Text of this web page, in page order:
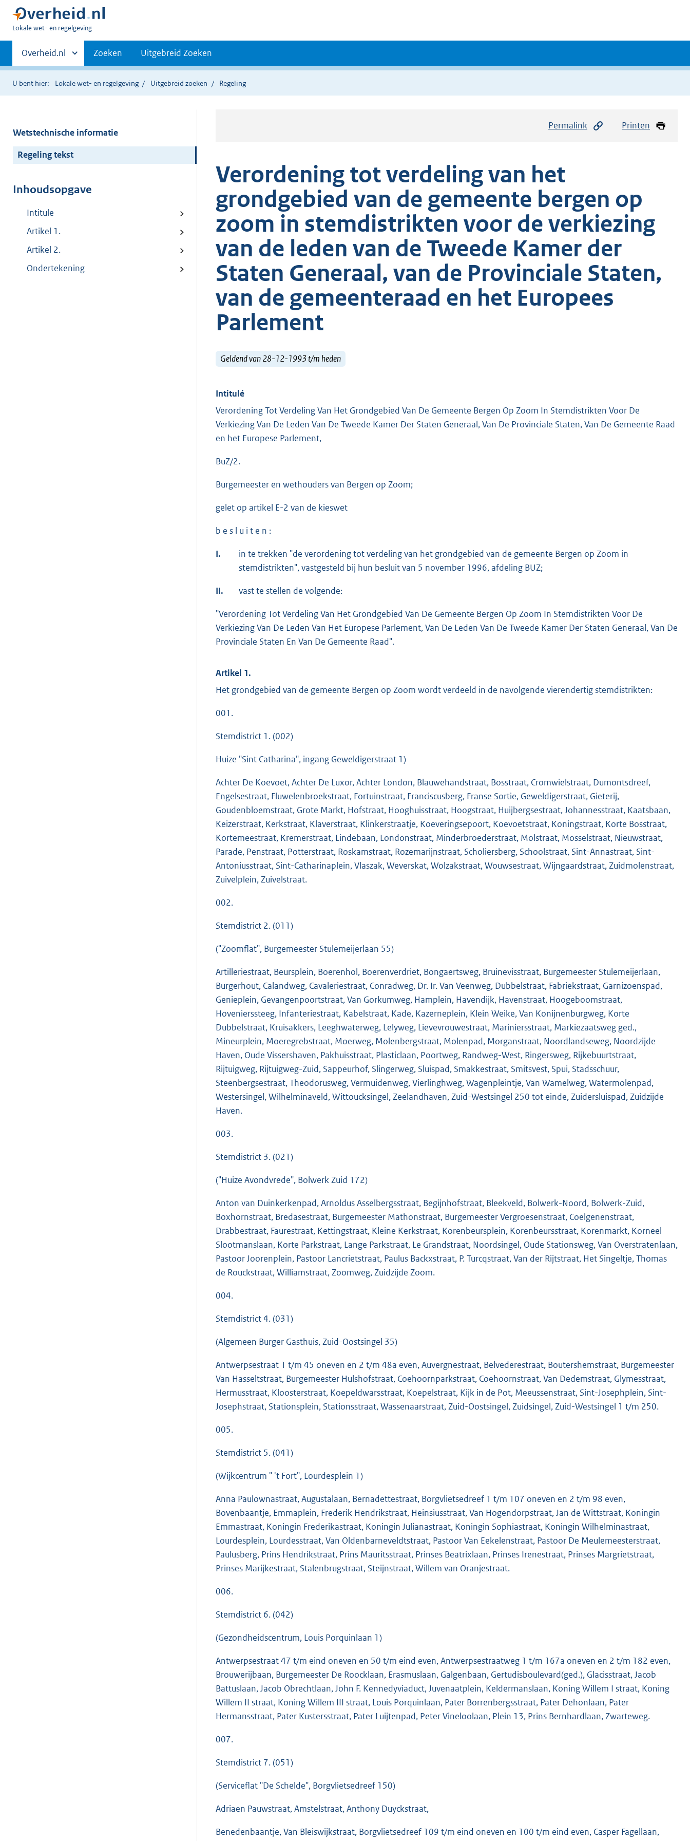
U
hier:
Lokale wet- en regelgeving
Primaire
navigatie
Andere
sites
binnen
Overheid.nl Zoeken Uitgebreid Zoeken
U bent hier: Lokale wet- en regelgeving Uitgebreid zoeken Regeling
Wetstechnische informatie
Regeling tekst
Inhoudsopgave
Intitule
Artikel 1.
Artikel 2.
Ondertekening
Permalink Printen
Verordening tot verdeling van het
grondgebied van de gemeente bergen op
zoom in stemdistrikten voor de verkiezing
van de leden van de Tweede Kamer der
Staten Generaal, van de Provinciale Staten,
van de gemeenteraad en het Europees
Parlement
Geldend van 28-12-1993 t/m heden
Intitulé
Verordening Tot Verdeling Van Het Grondgebied Van De Gemeente Bergen Op Zoom In Stemdistrikten Voor De
Verkiezing Van De Leden Van De Tweede Kamer Der Staten Generaal, Van De Provinciale Staten, Van De Gemeente Raad
en het Europese Parlement,
BuZ/2.
Burgemeester en wethouders van Bergen op Zoom;
gelet op artikel E-2 van de kieswet
b e s l u i t e n :
I.
in te trekken "de verordening tot verdeling van het grondgebied van de gemeente Bergen op Zoom in
stemdistrikten", vastgesteld bij hun besluit van 5 november 1996, afdeling BUZ;
II. vast te stellen de volgende:
"Verordening Tot Verdeling Van Het Grondgebied Van De Gemeente Bergen Op Zoom In Stemdistrikten Voor De
Verkiezing Van De Leden Van Het Europese Parlement, Van De Leden Van De Tweede Kamer Der Staten Generaal, Van De
Provinciale Staten En Van De Gemeente Raad".
Artikel 1.
Het grondgebied van de gemeente Bergen op Zoom wordt verdeeld in de navolgende vierendertig stemdistrikten:
001.
Stemdistrict 1. (002)
Huize "Sint Catharina", ingang Geweldigerstraat 1)
Achter De Koevoet, Achter De Luxor, Achter London, Blauwehandstraat, Bosstraat, Cromwielstraat, Dumontsdreef,
Engelsestraat, Fluwelenbroekstraat, Fortuinstraat, Franciscusberg, Franse Sortie, Geweldigerstraat, Gieterij,
Goudenbloemstraat, Grote Markt, Hofstraat, Hooghuisstraat, Hoogstraat, Huijbergsestraat, Johannesstraat, Kaatsbaan,
Keizerstraat, Kerkstraat, Klaverstraat, Klinkerstraatje, Koeveringsepoort, Koevoetstraat, Koningstraat, Korte Bosstraat,
Kortemeestraat, Kremerstraat, Lindebaan, Londonstraat, Minderbroederstraat, Molstraat, Mosselstraat, Nieuwstraat,
Parade, Penstraat, Potterstraat, Roskamstraat, Rozemarijnstraat, Scholiersberg, Schoolstraat, Sint-Annastraat, Sint-
Antoniusstraat, Sint-Catharinaplein, Vlaszak, Weverskat, Wolzakstraat, Wouwsestraat, Wijngaardstraat, Zuidmolenstraat,
Zuivelplein, Zuivelstraat.
002.
Stemdistrict 2. (011)
("Zoomflat", Burgemeester Stulemeijerlaan 55)
Artilleriestraat, Beursplein, Boerenhol, Boerenverdriet, Bongaertsweg, Bruinevisstraat, Burgemeester Stulemeijerlaan,
Burgerhout, Calandweg, Cavaleriestraat, Conradweg, Dr. Ir. Van Veenweg, Dubbelstraat, Fabriekstraat, Garnizoenspad,
Genieplein, Gevangenpoortstraat, Van Gorkumweg, Hamplein, Havendijk, Havenstraat, Hoogeboomstraat,
Hovenierssteeg, Infanteriestraat, Kabelstraat, Kade, Kazerneplein, Klein Weike, Van Konijnenburgweg, Korte
Dubbelstraat, Kruisakkers, Leeghwaterweg, Lelyweg, Lievevrouwestraat, Mariniersstraat, Markiezaatsweg ged.,
Mineurplein, Moeregrebstraat, Moerweg, Molenbergstraat, Molenpad, Morganstraat, Noordlandseweg, Noordzijde
Haven, Oude Vissershaven, Pakhuisstraat, Plasticlaan, Poortweg, Randweg-West, Ringersweg, Rijkebuurtstraat,
Rijtuigweg, Rijtuigweg-Zuid, Sappeurhof, Slingerweg, Sluispad, Smakkestraat, Smitsvest, Spui, Stadsschuur,
Steenbergsestraat, Theodorusweg, Vermuidenweg, Vierlinghweg, Wagenpleintje, Van Wamelweg, Watermolenpad,
Westersingel, Wilhelminaveld, Wittoucksingel, Zeelandhaven, Zuid-Westsingel 250 tot einde, Zuidersluispad, Zuidzijde
Haven.
003.
Stemdistrict 3. (021)
("Huize Avondvrede", Bolwerk Zuid 172)
Anton van Duinkerkenpad, Arnoldus Asselbergsstraat, Begijnhofstraat, Bleekveld, Bolwerk-Noord, Bolwerk-Zuid,
Boxhornstraat, Bredasestraat, Burgemeester Mathonstraat, Burgemeester Vergroesenstraat, Coelgenenstraat,
Drabbestraat, Faurestraat, Kettingstraat, Kleine Kerkstraat, Korenbeursplein, Korenbeursstraat, Korenmarkt, Korneel
Slootmanslaan, Korte Parkstraat, Lange Parkstraat, Le Grandstraat, Noordsingel, Oude Stationsweg, Van Overstratenlaan,
Pastoor Joorenplein, Pastoor Lancrietstraat, Paulus Backxstraat, P. Turcqstraat, Van der Rijtstraat, Het Singeltje, Thomas
de Rouckstraat, Williamstraat, Zoomweg, Zuidzijde Zoom.
004.
Stemdistrict 4. (031)
(Algemeen Burger Gasthuis, Zuid-Oostsingel 35)
Antwerpsestraat 1 t/m 45 oneven en 2 t/m 48a even, Auvergnestraat, Belvederestraat, Boutershemstraat, Burgemeester
Van Hasseltstraat, Burgemeester Hulshofstraat, Coehoornparkstraat, Coehoornstraat, Van Dedemstraat, Glymesstraat,
Hermusstraat, Kloosterstraat, Koepeldwarsstraat, Koepelstraat, Kijk in de Pot, Meeussenstraat, Sint-Josephplein, Sint-
Josephstraat, Stationsplein, Stationsstraat, Wassenaarstraat, Zuid-Oostsingel, Zuidsingel, Zuid-Westsingel 1 t/m 250.
005.
Stemdistrict 5. (041)
(Wijkcentrum " 't Fort", Lourdesplein 1)
Anna Paulownastraat, Augustalaan, Bernadettestraat, Borgvlietsedreef 1 t/m 107 oneven en 2 t/m 98 even,
Bovenbaantje, Emmaplein, Frederik Hendrikstraat, Heinsiusstraat, Van Hogendorpstraat, Jan de Wittstraat, Koningin
Emmastraat, Koningin Frederikastraat, Koningin Julianastraat, Koningin Sophiastraat, Koningin Wilhelminastraat,
Lourdesplein, Lourdesstraat, Van Oldenbarneveldtstraat, Pastoor Van Eekelenstraat, Pastoor De Meulemeesterstraat,
Paulusberg, Prins Hendrikstraat, Prins Mauritsstraat, Prinses Beatrixlaan, Prinses Irenestraat, Prinses Margrietstraat,
Prinses Marijkestraat, Stalenbrugstraat, Steijnstraat, Willem van Oranjestraat.
006.
Stemdistrict 6. (042)
(Gezondheidscentrum, Louis Porquinlaan 1)
Antwerpsestraat 47 t/m eind oneven en 50 t/m eind even, Antwerpsestraatweg 1 t/m 167a oneven en 2 t/m 182 even,
Brouwerijbaan, Burgemeester De Roocklaan, Erasmuslaan, Galgenbaan, Gertudisboulevard(ged.), Glacisstraat, Jacob
Battuslaan, Jacob Obrechtlaan, John F. Kennedyviaduct, Juvenaatplein, Keldermanslaan, Koning Willem I straat, Koning
Willem II straat, Koning Willem III straat, Louis Porquinlaan, Pater Borrenbergsstraat, Pater Dehonlaan, Pater
Hermansstraat, Pater Kustersstraat, Pater Luijtenpad, Peter Vineloolaan, Plein 13, Prins Bernhardlaan, Zwarteweg.
007.
Stemdistrict 7. (051)
(Serviceflat "De Schelde", Borgvlietsedreef 150)
Adriaen Pauwstraat, Amstelstraat, Anthony Duyckstraat,
Benedenbaantje, Van Bleiswijkstraat, Borgvlietsedreef 109 t/m eind oneven en 100 t/m eind even, Casper Fagellaan,